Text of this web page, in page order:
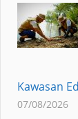
Kawasan
07/08/2026